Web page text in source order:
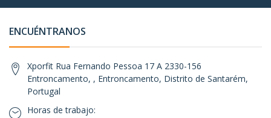
ENCUÉNTRANOS
Xporfit Rua Fernando Pessoa 17 A 2330-156
Entroncamento, , Entroncamento, Distrito de Santarém,
Portugal
Horas de trabajo: